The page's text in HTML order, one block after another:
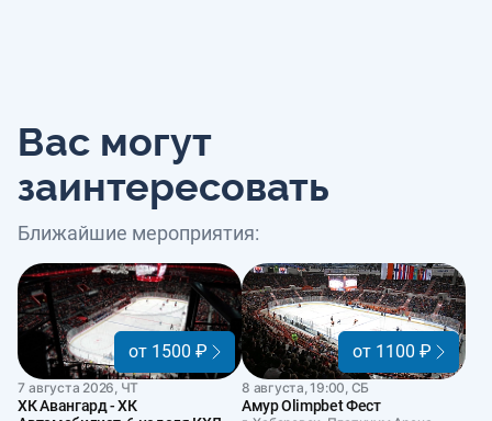
Вас могут
заинтересовать
Ближайшие мероприятия:
от 1500 ₽
7 августа 2026, ЧТ
ХК Авангард - ХК
от 1100 ₽
8 августа, 19:00, СБ
Амур Olimpbet Фест